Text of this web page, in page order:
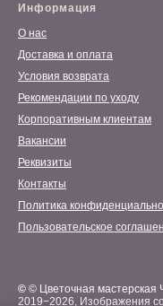
Информация
О нас
Доставка и оплата
Условия возврата
Рекомендации по уходу
Корпоративным клиентам
Вакансии
Реквизиты
Контакты
Политика
Пользовательское
© © Цветочная мастерская
2019−2026, Изображения